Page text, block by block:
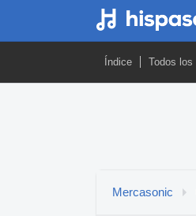
Índice Todos los
Mercasonic